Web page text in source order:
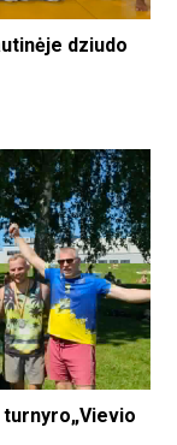
dziudo